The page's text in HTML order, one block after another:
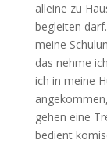
alleine zu
begleiten
meine
das nehme
ich in meine
gehen eine
bedient